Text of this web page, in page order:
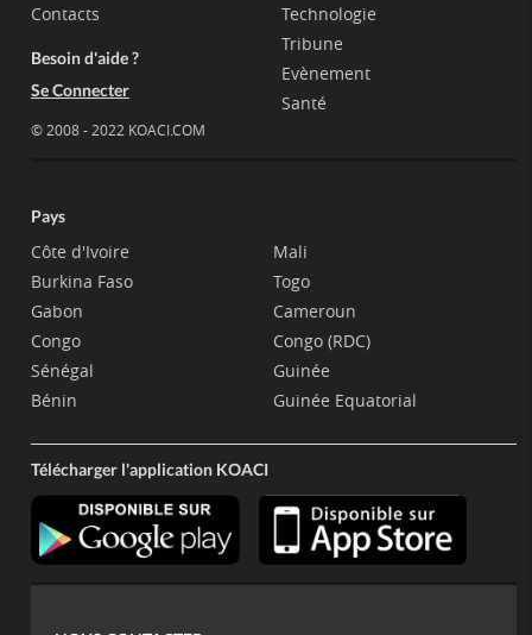
Contacts
Besoin d'aide ?
Se Connecter
© 2008 - 2022 KOACI.COM
Technologie
Tribune
Evènement
Santé
Pays
Côte d'Ivoire
Burkina Faso
Gabon
Congo
Sénégal
Bénin
Mali
Togo
Cameroun
Congo (RDC)
Guinée
Guinée Equatorial
Télécharger l'application KOACI